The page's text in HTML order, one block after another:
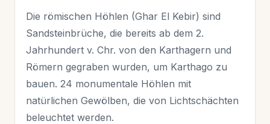
Die römischen Höhlen (Ghar El Kebir) sind
Sandsteinbrüche, die bereits ab dem 2.
Jahrhundert v. Chr. von den Karthagern und
Römern gegraben wurden, um Karthago zu
bauen. 24 monumentale Höhlen mit
natürlichen Gewölben, die von Lichtschächten
beleuchtet werden.